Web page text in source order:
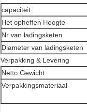
capaciteit
Het opheffen Hoogte
Nr van ladingsketen
Diameter van ladingsketen
Verpakking & Levering
Netto Gewicht
Verpakkingsmateriaal